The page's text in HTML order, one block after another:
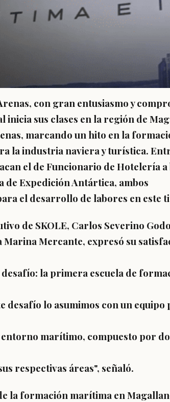
con gran entusiasmo y
inicia sus clases en la región de
marcando un hito en la
la industria naviera y turística.
el de Funcionario de Hotelería
de Expedición Antártica, ambos
el desarrollo de labores en este
de SKOLE, Carlos Severino
Marina Mercante, expresó su
la primera escuela de
desafío lo asumimos con un
marítimo, compuesto por
respectivas áreas", señaló.
la formación marítima en